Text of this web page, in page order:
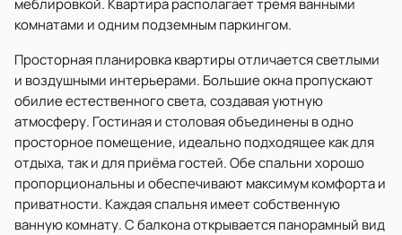
меблировкой. Квартира располагает тремя ванными
комнатами и одним подземным паркингом.
Просторная планировка квартиры отличается светлыми
и воздушными интерьерами. Большие окна пропускают
обилие естественного света, создавая уютную
атмосферу. Гостиная и столовая объединены в одно
просторное помещение, идеально подходящее как для
отдыха, так и для приёма гостей. Обе спальни хорошо
пропорциональны и обеспечивают максимум комфорта и
приватности. Каждая спальня имеет собственную
ванную комнату. С балкона открывается панорамный вид